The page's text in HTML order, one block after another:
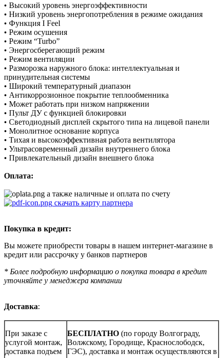
• Высокий уровень энергоэффективности
• Низкий уровень энергопотребления в режиме ожидания
• Функция I Feel
• Режим осушения
• Режим “Turbo”
• Энергосберегающий режим
• Режим вентиляции
• Разморозка наружного блока: интеллектуальная и
принудительная системы
• Широкий температурный диапазон
• Антикоррозионное покрытие теплообменника
• Может работать при низком напряжении
• Пульт ДУ с функцией блокировки
• Светодиодный дисплей скрытого типа на лицевой панели
• Монолитное основание корпуса
• Тихая и высокоэффективная работа вентилятора
• Ультрасовременный дизайн внутреннего блока
• Привлекательный дизайн внешнего блока
Оплата:
а также наличные и оплата по счету
скачать карту партнера
Покупка в кредит:
Вы можете приобрести товары в нашем интернет-магазине в
кредит или рассрочку у банков партнеров
* Более подробную информацию о покупка товара в кредит
уточняйте у менеджера компании
Доставка:
При заказе с
услугой монтаж,
доставка подъем
БЕСПЛАТНО (по городу Волгограду,
Волжскому, Городище, Краснослободск,
ГЭС), доставка и монтаж осуществляются в